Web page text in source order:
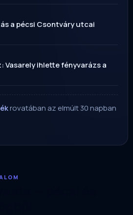
a pécsi Csontváry utcai
Vasarely ihlette fényvarázs a
rovatában az elmúlt 30 napban